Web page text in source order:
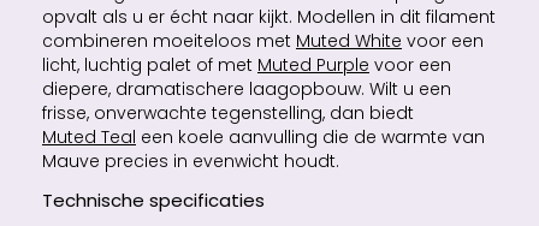
opvalt als u er écht naar kijkt. Modellen in dit filament
combineren moeiteloos met Muted White voor een
licht, luchtig palet of met Muted Purple voor een
diepere, dramatischere laagopbouw. Wilt u een
frisse, onverwachte tegenstelling, dan biedt
Muted Teal een koele aanvulling die de warmte van
Mauve precies in evenwicht houdt.
Technische specificaties